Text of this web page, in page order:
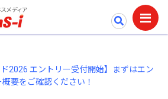
メディア
2026 エントリー受付開始】まずはエン
概要をご確認ください！